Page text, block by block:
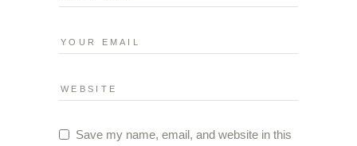
Save my name, email, and website in this